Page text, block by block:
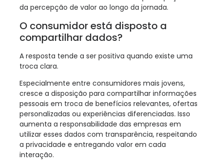
da percepção de valor ao longo da jornada.
O consumidor está disposto a
compartilhar dados?
A resposta tende a ser positiva quando existe uma
troca clara.
Especialmente entre consumidores mais jovens,
cresce a disposição para compartilhar informações
pessoais em troca de benefícios relevantes, ofertas
personalizadas ou experiências diferenciadas. Isso
aumenta a responsabilidade das empresas em
utilizar esses dados com transparência, respeitando
a privacidade e entregando valor em cada
interação.